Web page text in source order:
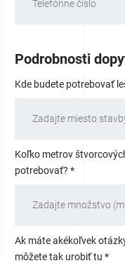
Podrobnosti
Kde budete potrebovať
Koľko metrov
potrebovať? *
Ak máte akékoľvek
môžete tak urobiť tu *